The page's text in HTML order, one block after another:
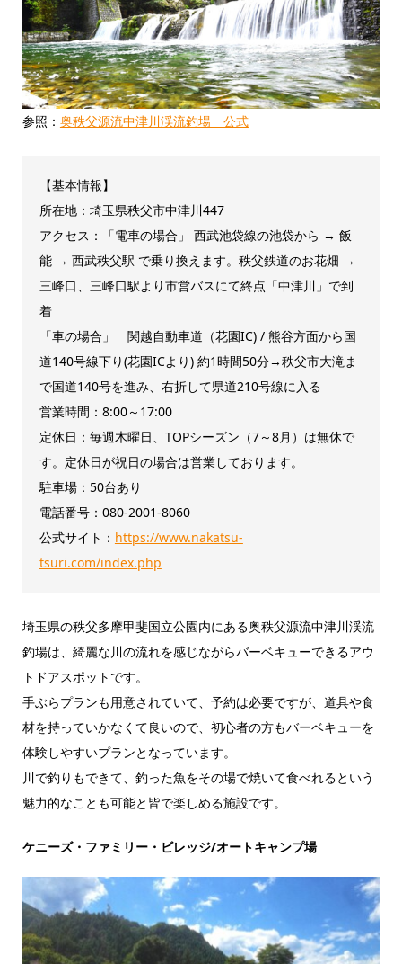
参照： 奥秩父源流中津川渓流釣場 公式
【基本情報】
所在地：埼玉県秩父市中津川447
アクセス：「電車の場合」 西武池袋線の池袋から → 飯
能 → 西武秩父駅 で乗り換えます。秩父鉄道のお花畑 →
三峰口、三峰口駅より市営バスにて終点「中津川」で到
着
「車の場合」 関越自動車道（花園IC) / 熊谷方面から国
道140号線下り(花園ICより) 約1時間50分→秩父市大滝ま
で国道140号を進み、右折して県道210号線に入る
営業時間：8:00～17:00
定休日：毎週木曜日、TOPシーズン（7～8月）は無休で
す。定休日が祝日の場合は営業しております。
駐車場：50台あり
電話番号：080-2001-8060
公式サイト： https://www.nakatsu-
tsuri.com/index.php
埼玉県の秩父多摩甲斐国立公園内にある奥秩父源流中津川渓流
釣場は、綺麗な川の流れを感じながらバーベキューできるアウ
トドアスポットです。
手ぶらプランも用意されていて、予約は必要ですが、道具や食
材を持っていかなくて良いので、初心者の方もバーベキューを
体験しやすいプランとなっています。
川で釣りもできて、釣った魚をその場で焼いて食べれるという
魅力的なことも可能と皆で楽しめる施設です。
ケニーズ・ファミリー・ビレッジ/オートキャンプ場